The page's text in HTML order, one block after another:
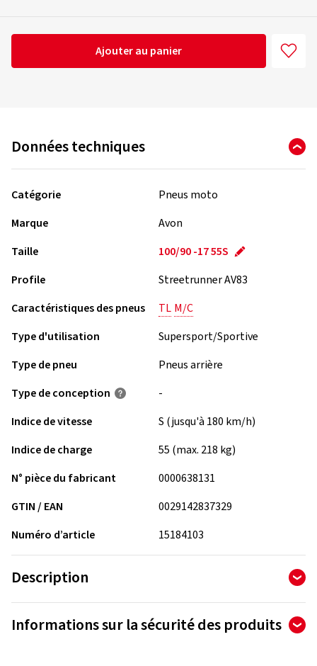
Ajouter au panier
Données techniques
Catégorie
Pneus moto
Marque
Avon
Taille
100/90 -17 55S
Profile
Streetrunner AV83
Caractéristiques des pneus
TL M/C
Type d'utilisation
Supersport/Sportive
Type de pneu
Pneus arrière
Type de conception
-
Indice de vitesse
S (jusqu'à 180 km/h)
Indice de charge
55 (max. 218 kg)
N° pièce du fabricant
0000638131
GTIN / EAN
0029142837329
Numéro d’article
15184103
Description
- Spécialement conçu pour les scooters et motos de faible
cylindrée
Informations sur la sécurité des produits